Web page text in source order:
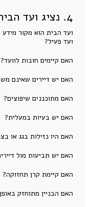
4. נציג ועד הבית
ועד הבית הוא מקור
ועד פעיל?
האם קיימים חובות לוועד?
האם יש דיירים שאינם
האם מתוכננים שיפוצים?
האם יש בעיות במעלית?
האם היו נזילות בגג או
האם יש תביעות מול
האם קיימת קרן תחזוקה?
האם הבניין מתוחזק